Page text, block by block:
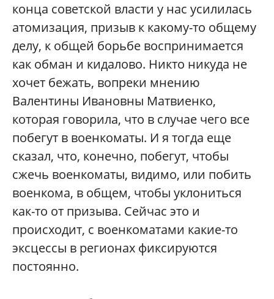
конца советской власти у нас усилилась
атомизация, призыв к какому-то общему
делу, к общей борьбе воспринимается
как обман и кидалово. Никто никуда не
хочет бежать, вопреки мнению
Валентины Ивановны Матвиенко,
которая говорила, что в случае чего все
побегут в военкоматы. И я тогда еще
сказал, что, конечно, побегут, чтобы
сжечь военкоматы, видимо, или побить
военкома, в общем, чтобы уклониться
как-то от призыва. Сейчас это и
происходит, с военкоматами какие-то
эксцессы в регионах фиксируются
постоянно.